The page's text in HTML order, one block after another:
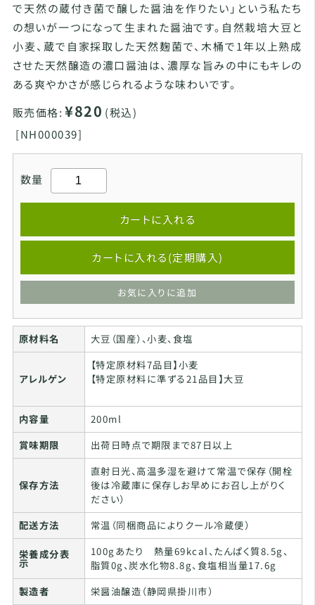
で天然の蔵付き菌で醸した醤油を作りたい」という私たち
の想いが一つになって生まれた醤油です。自然栽培大豆と
小麦、蔵で自家採取した天然麹菌で、木桶で1年以上熟成
させた天然醸造の濃口醤油は、濃厚な旨みの中にもキレの
ある爽やかさが感じられるような味わいです。
販売価格: ¥820 (税込)
[NH000039]
数量
カートに入れる
カートに入れる(定期購入)
お気に入りに追加
原材料名 大豆（国産）、小麦、食塩
アレルゲン
【特定原材料7品目】小麦
【特定原材料に準ずる21品目】大豆
内容量
200ml
賞味期限
出荷日時点で期限まで87日以上
保存方法
直射日光、高温多湿を避けて常温で保存（開栓
後は冷蔵庫に保存しお早めにお召し上がりく
ださい）
配送方法
常温（同梱商品によりクール冷蔵便）
栄養成分表
示
100gあたり 熱量69kcal、たんぱく質8.5g、
脂質0g、炭水化物8.8g、食塩相当量17.6g
製造者
栄醤油醸造（静岡県掛川市）